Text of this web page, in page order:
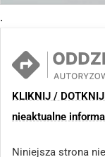
.
KLIKNIJ /
nieaktualne
Niniejsza strona